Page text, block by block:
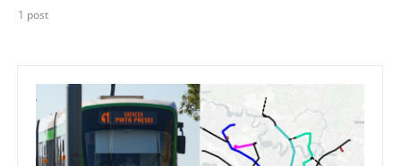
1 post